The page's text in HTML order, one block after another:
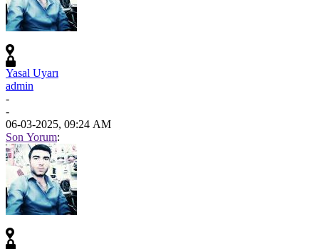
Yasal Uyarı
admin
-
-
06-03-2025, 09:24 AM
Son Yorum: